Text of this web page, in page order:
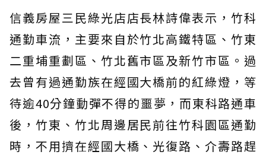
信義房屋三民綠光店店長林詩偉表示，竹科
通勤車流，主要來自於竹北高鐵特區、竹東
二重埔重劃區、竹北舊市區及新竹市區。過
去曾有過通勤族在經國大橋前的紅綠燈，等
待逾40分鐘動彈不得的噩夢，而東科路通車
後，竹東、竹北周邊居民前往竹科園區通勤
時，不用擠在經國大橋、光復路、介壽路趕